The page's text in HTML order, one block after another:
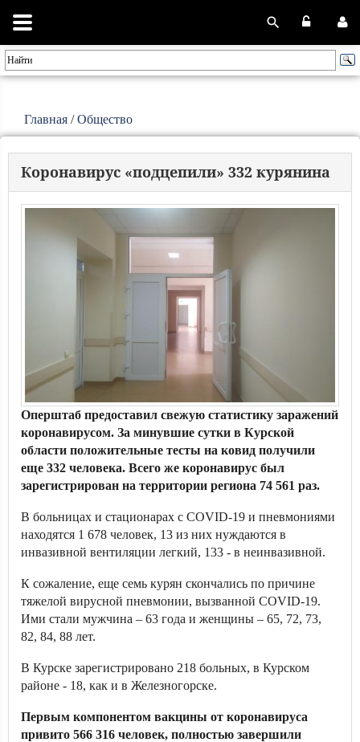
Главная /Общество
Коронавирус «подцепили» 332 курянина
Оперштаб предоставил свежую статистику заражений
коронавирусом. За минувшие сутки в Курской
области положительные тесты на ковид получили
еще 332 человека. Всего же коронавирус был
зарегистрирован на территории региона 74 561 раз.
В больницах и стационарах с COVID-19 и пневмониями
находятся 1 678 человек, 13 из них нуждаются в
инвазивной вентиляции легкий, 133 - в неинвазивной.
К сожаление, еще семь курян скончались по причине
тяжелой вирусной пневмонии, вызванной СOVID-19.
Ими стали мужчина – 63 года и женщины – 65, 72, 73,
82, 84, 88 лет.
В Курске зарегистрировано 218 больных, в Курском
районе - 18, как и в Железногорске.
Первым компонентом вакцины от коронавируса
привито 566 316 человек, полностью завершили